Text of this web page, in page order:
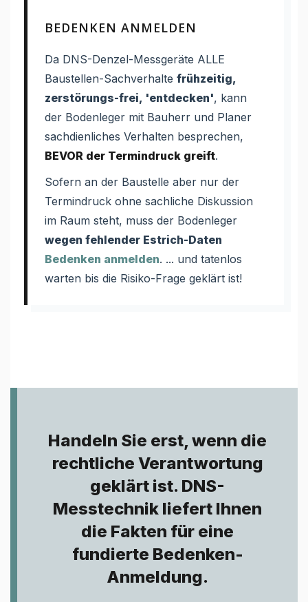
BEDENKEN ANMELDEN
Da DNS-Denzel-Messgeräte ALLE
Baustellen-Sachverhalte frühzeitig,
zerstörungs-frei, 'entdecken', kann
der Bodenleger mit Bauherr und Planer
sachdienliches Verhalten besprechen,
BEVOR der Termindruck greift.
Sofern an der Baustelle aber nur der
Termindruck ohne sachliche Diskussion
im Raum steht, muss der Bodenleger
wegen fehlender Estrich-Daten
Bedenken anmelden. ... und tatenlos
warten bis die Risiko-Frage geklärt ist!
Handeln Sie erst, wenn die
rechtliche Verantwortung
geklärt ist. DNS-
Messtechnik liefert Ihnen
die Fakten für eine
fundierte Bedenken-
Anmeldung.